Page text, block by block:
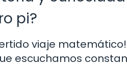
pi?
viaje
escuchamos